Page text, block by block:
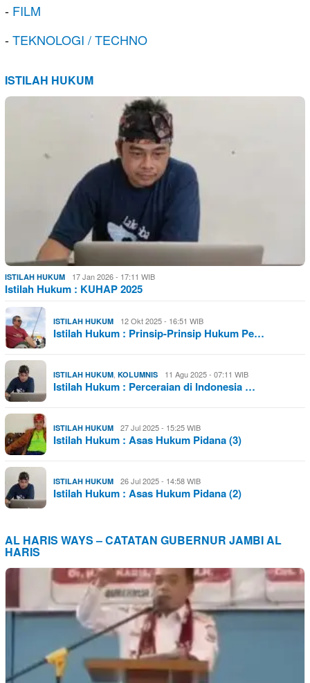
- FILM
-TEKNOLOGI / TECHNO
ISTILAH HUKUM
ISTILAH HUKUM 17 Jan 2026 - 17:11 WIB
Istilah Hukum : KUHAP 2025
ISTILAH HUKUM 12 Okt 2025 - 16:51 WIB
Istilah Hukum : Prinsip-Prinsip Hukum Pe…
ISTILAH HUKUM, KOLUMNIS 11 Agu 2025 - 07:11 WIB
Istilah Hukum : Perceraian di Indonesia …
ISTILAH HUKUM 27 Jul 2025 - 15:25 WIB
Istilah Hukum : Asas Hukum Pidana (3)
ISTILAH HUKUM 26 Jul 2025 - 14:58 WIB
Istilah Hukum : Asas Hukum Pidana (2)
AL HARIS WAYS – CATATAN GUBERNUR JAMBI AL
HARIS